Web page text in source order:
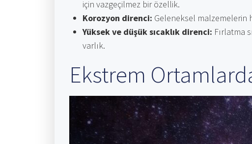
için vazgeçilmez bir özellik.
Korozyon direnci: Geleneksel malzemelerin
Yüksek ve düşük sıcaklık direnci: Fırlatma
varlık.
Ekstrem